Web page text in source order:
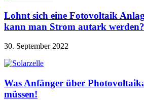
Lohnt sich eine Fotovoltaik
kann man Strom autark werden?
30. September 2022
Was Anfänger über
müssen!